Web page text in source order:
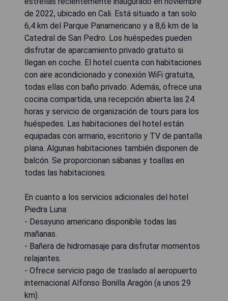
de 2022, ubicado en Cali. Está situado a tan solo
6,4 km del Parque Panamericano y a 8,6 km de la
Catedral de San Pedro. Los huéspedes pueden
disfrutar de aparcamiento privado gratuito si
llegan en coche. El hotel cuenta con habitaciones
con aire acondicionado y conexión WiFi gratuita,
todas ellas con baño privado. Además, ofrece una
cocina compartida, una recepción abierta las 24
horas y servicio de organización de tours para los
huéspedes. Las habitaciones del hotel están
equipadas con armario, escritorio y TV de pantalla
plana. Algunas habitaciones también disponen de
balcón. Se proporcionan sábanas y toallas en
todas las habitaciones.
En cuanto a los servicios adicionales del hotel
Piedra Luna:
- Desayuno americano disponible todas las
mañanas.
- Bañera de hidromasaje para disfrutar momentos
relajantes.
- Ofrece servicio pago de traslado al aeropuerto
internacional Alfonso Bonilla Aragón (a unos 29
km).